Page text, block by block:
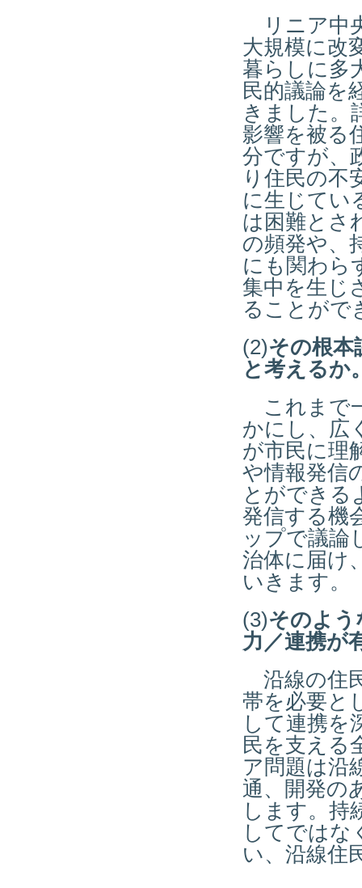
リニア中
大規模に改
暮らしに多
民的議論を
きました。
影響を被る
分ですが、
り住民の不
に生じてい
は困難とさ
の頻発や、
にも関わら
集中を生じ
ることがで
(2)その根本
と考えるか
これまで
かにし、広
が市民に理
や情報発信
とができる
発信する機
ップで議論
治体に届け
いきます。
(3)そのよう
力／連携が
沿線の住
帯を必要と
して連携を
民を支える
ア問題は沿
通、開発の
します。持
してではな
い、沿線住